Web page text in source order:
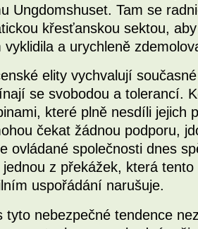
Ungdomshuset. Tam se
křesťanskou sektou,
vyklidila a urychleně
elity vychvalují
se svobodou a tolerancí.
které plně nesdíli jejich
čekat žádnou podporu,
ovládané společnosti dnes
jednou z překážek, která
uspořádání narušuje.
tyto nebezpečné tendence